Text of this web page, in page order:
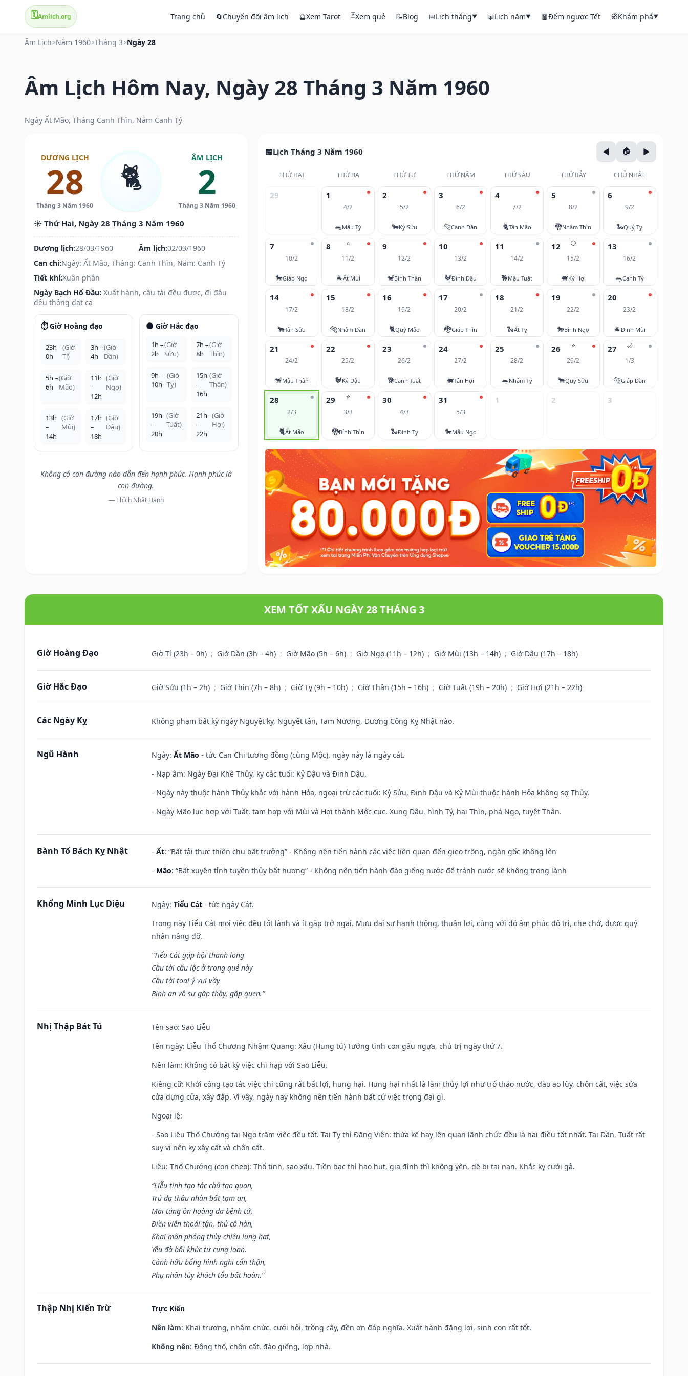
🗓️Amlich.org Trang chủ 🔄Chuyển đổi âm lịch 🔮Xem Tarot 🃏Xem quẻ 📝Blog 📅Lịch tháng▼ 📖Lịch năm▼ 🧧Đếm ngược Tết 🧭Khám phá▼
Âm Lịch>Năm 1960>Tháng 3>Ngày 28
Âm Lịch Hôm Nay, Ngày 28 Tháng 3 Năm 1960
Ngày Ất Mão, Tháng Canh Thìn, Năm Canh Tý
DƯƠNG LỊCH
28
Tháng 3 Năm 1960
🐈 ÂM LỊCH
2
Tháng 3 Năm 1960
☀️ Thứ Hai, Ngày 28 Tháng 3 Năm 1960
Dương lịch:28/03/1960 Âm lịch:02/03/1960
Can chi:Ngày: Ất Mão, Tháng: Canh Thìn, Năm: Canh Tý
Tiết khí:Xuân phân
Ngày Bạch Hổ Đầu: Xuất hành, cầu tài đều được, đi đâu
đều thông đạt cả
⏱️ Giờ Hoàng đạo
23h –
0h
(Giờ
Tí)
3h –
4h
(Giờ
Dần)
5h –
6h
(Giờ
Mão)
11h
–
12h
(Giờ
Ngọ)
13h
–
14h
(Giờ
Mùi)
17h
–
18h
(Giờ
Dậu)
🌑 Giờ Hắc đạo
1h –
2h
(Giờ
Sửu)
7h –
8h
(Giờ
Thìn)
9h –
10h
(Giờ
Tỵ)
15h
–
16h
(Giờ
Thân)
19h
–
20h
(Giờ
Tuất)
21h
–
22h
(Giờ
Hợi)
Không có con đường nào dẫn đến hạnh phúc. Hạnh phúc là
con đường.
— Thích Nhất Hạnh
Lịch Tháng 3 Năm 1960
THỨ HAI THỨ BA THỨ TƯ THỨ NĂM THỨ SÁU THỨ BẢY CHỦ NHẬT
29 1
4/2
🐀Mậu Tý
2
5/2
🐂Kỷ Sửu
3
6/2
🐅Canh Dần
4
7/2
🐈Tân Mão
5
8/2
🐉Nhâm Thìn
6
9/2
🐍Quý Tỵ
7
10/2
🐎Giáp Ngọ
⭐
8
11/2
🐐Ất Mùi
9
12/2
🐒Bính Thân
10
13/2
🐓Đinh Dậu
11
14/2
🐕Mậu Tuất
🌕
12
15/2
🐖Kỷ Hợi
13
16/2
🐀Canh Tý
14
17/2
🐂Tân Sửu
15
18/2
🐅Nhâm Dần
16
19/2
🐈Quý Mão
17
20/2
🐉Giáp Thìn
18
21/2
🐍Ất Tỵ
19
22/2
🐎Bính Ngọ
20
23/2
🐐Đinh Mùi
21
24/2
🐒Mậu Thân
22
25/2
🐓Kỷ Dậu
23
26/2
🐕Canh Tuất
24
27/2
🐖Tân Hợi
25
28/2
🐀Nhâm Tý
⭐
26
29/2
🐂Quý Sửu
🌙
27
1/3
🐅Giáp Dần
28
2/3
🐈Ất Mão
⭐
29
3/3
🐉Bính Thìn
30
4/3
🐍Đinh Tỵ
31
5/3
🐎Mậu Ngọ
1 2 3
XEM TỐT XẤU NGÀY 28 THÁNG 3
Giờ Hoàng Đạo Giờ Tí (23h – 0h) ; Giờ Dần (3h – 4h) ; Giờ Mão (5h – 6h) ; Giờ Ngọ (11h – 12h) ; Giờ Mùi (13h – 14h) ; Giờ Dậu (17h – 18h)
Giờ Hắc Đạo Giờ Sửu (1h – 2h) ; Giờ Thìn (7h – 8h) ; Giờ Tỵ (9h – 10h) ; Giờ Thân (15h – 16h) ; Giờ Tuất (19h – 20h) ; Giờ Hợi (21h – 22h)
Các Ngày Kỵ Không phạm bất kỳ ngày Nguyệt kỵ, Nguyệt tận, Tam Nương, Dương Công Kỵ Nhật nào.
Ngũ Hành Ngày: Ất Mão - tức Can Chi tương đồng (cùng Mộc), ngày này là ngày cát.
- Nạp âm: Ngày Đại Khê Thủy, kỵ các tuổi: Kỷ Dậu và Đinh Dậu.
- Ngày này thuộc hành Thủy khắc với hành Hỏa, ngoại trừ các tuổi: Kỷ Sửu, Đinh Dậu và Kỷ Mùi thuộc hành Hỏa không sợ Thủy.
- Ngày Mão lục hợp với Tuất, tam hợp với Mùi và Hợi thành Mộc cục. Xung Dậu, hình Tý, hại Thìn, phá Ngọ, tuyệt Thân.
Bành Tổ Bách Kỵ Nhật - Ất: “Bất tải thực thiên chu bất trưởng” - Không nên tiến hành các việc liên quan đến gieo trồng, ngàn gốc không lên
- Mão: “Bất xuyên tỉnh tuyền thủy bất hương” - Không nên tiến hành đào giếng nước để tránh nước sẽ không trong lành
Khổng Minh Lục Diệu Ngày: Tiểu Cát - tức ngày Cát.
Trong này Tiểu Cát mọi việc đều tốt lành và ít gặp trở ngại. Mưu đại sự hanh thông, thuận lợi, cùng với đó âm phúc độ trì, che chở, được quý
nhân nâng đỡ.
“Tiểu Cát gặp hội thanh long
Cầu tài cầu lộc ở trong quẻ này
Cầu tài toại ý vui vầy
Bình an vô sự gặp thầy, gặp quen.”
Nhị Thập Bát Tú Tên sao: Sao Liễu
Tên ngày: Liễu Thổ Chương Nhậm Quang: Xấu (Hung tú) Tướng tinh con gấu ngựa, chủ trị ngày thứ 7.
Nên làm: Không có bất kỳ việc chi hạp với Sao Liễu.
Kiêng cữ: Khởi công tạo tác việc chi cũng rất bất lợi, hung hại. Hung hại nhất là làm thủy lợi như trổ tháo nước, đào ao lũy, chôn cất, việc sửa
cửa dựng cửa, xây đắp. Vì vậy, ngày nay không nên tiến hành bất cứ việc trọng đại gì.
Ngoại lệ:
- Sao Liễu Thổ Chướng tại Ngọ trăm việc đều tốt. Tại Tỵ thì Đăng Viên: thừa kế hay lên quan lãnh chức đều là hai điều tốt nhất. Tại Dần, Tuất rất
suy vi nên kỵ xây cất và chôn cất.
Liễu: Thổ Chướng (con cheo): Thổ tinh, sao xấu. Tiền bạc thì hao hụt, gia đình thì không yên, dễ bị tai nạn. Khắc kỵ cưới gả.
“Liễu tinh tạo tác chủ tao quan,
Trú dạ thâu nhàn bất tạm an,
Mai táng ôn hoàng đa bệnh tử,
Điền viên thoái tận, thủ cô hàn,
Khai môn phóng thủy chiêu lung hạt,
Yêu đà bối khúc tự cung loan.
Cánh hữu bổng hình nghi cẩn thận,
Phụ nhân tùy khách tẩu bất hoàn.”
Thập Nhị Kiến Trừ
Trực Kiến
Nên làm: Khai trương, nhậm chức, cưới hỏi, trồng cây, đền ơn đáp nghĩa. Xuất hành đặng lợi, sinh con rất tốt.
Không nên: Động thổ, chôn cất, đào giếng, lợp nhà.